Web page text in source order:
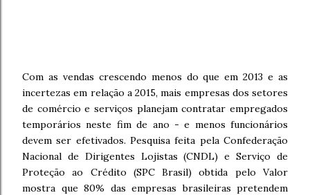
Com as vendas crescendo menos do que em 2013 e as
incertezas em relação a 2015, mais empresas dos setores
de comércio e serviços planejam contratar empregados
temporários neste fim de ano - e menos funcionários
devem ser efetivados. Pesquisa feita pela Confederação
Nacional de Dirigentes Lojistas (CNDL) e Serviço de
Proteção ao Crédito (SPC Brasil) obtida pelo Valor
mostra que 80% das empresas brasileiras pretendem